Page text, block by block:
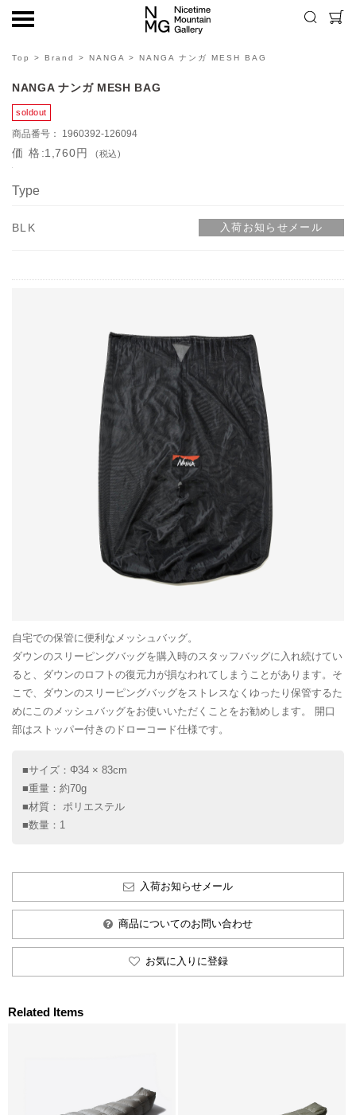
Top > Brand > NANGA > NANGA ナンガ MESH BAG
NANGA ナンガ MESH BAG
1960392-126094
価格1,760円 (税込)
Type
BLK
自宅での保管に便利なメッシュバッグ。
ダウンのスリーピングバッグを購入時のスタッフバッグに入れ続けてい
ると、ダウンのロフトの復元力が損なわれてしまうことがあります。そ
こで、ダウンのスリーピングバッグをストレスなくゆったり保管するた
めにこのメッシュバッグをお使いいただくことをお勧めします。 開口
部はストッパー付きのドローコード仕様です。
■サイズ：Φ34 × 83cm
■重量：約70g
■材質： ポリエステル
■数量：1
入荷お知らせメール
商品についてのお問い合わせ
お気に入りに登録
Related Items